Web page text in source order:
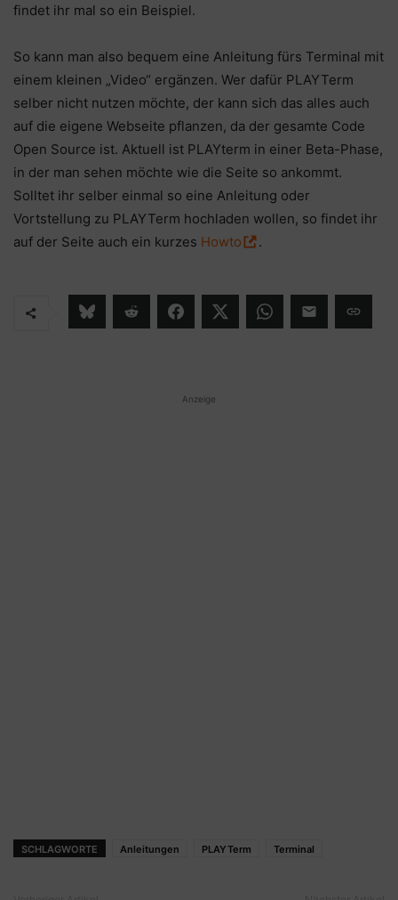
findet ihr mal so ein Beispiel.
So kann man also bequem eine Anleitung fürs Terminal mit
einem kleinen „Video“ ergänzen. Wer dafür PLAYTerm
selber nicht nutzen möchte, der kann sich das alles auch
auf die eigene Webseite pflanzen, da der gesamte Code
Open Source ist. Aktuell ist PLAYterm in einer Beta-Phase,
in der man sehen möchte wie die Seite so ankommt.
Solltet ihr selber einmal so eine Anleitung oder
Vortstellung zu PLAYTerm hochladen wollen, so findet ihr
auf der Seite auch ein kurzes Howto .
Anzeige
SCHLAGWORTE Anleitungen PLAYTerm Terminal